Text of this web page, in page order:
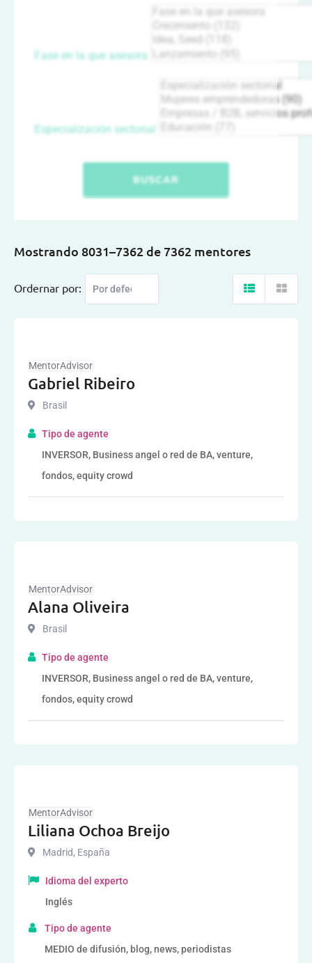
Fase en la que asesora
Especialización sectorial
BUSCAR
Mostrando 8031–7362 de 7362 mentores
Ordernar por:
MentorAdvisor
Gabriel Ribeiro
Brasil
Tipo de agente
INVERSOR, Business angel o red de BA, venture,
fondos, equity crowd
MentorAdvisor
Alana Oliveira
Brasil
Tipo de agente
INVERSOR, Business angel o red de BA, venture,
fondos, equity crowd
MentorAdvisor
Liliana Ochoa Breijo
Madrid, España
Idioma del experto
Inglés
Tipo de agente
MEDIO de difusión, blog, news, periodistas